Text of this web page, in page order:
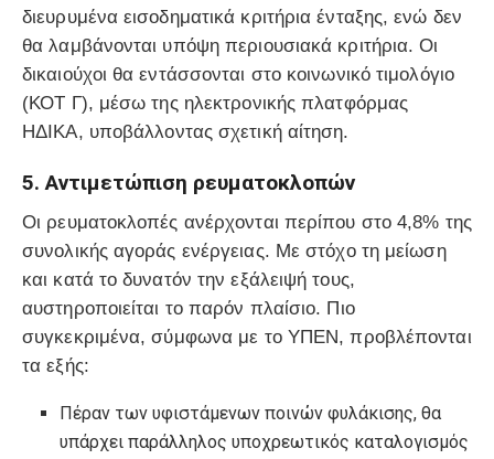
διευρυμένα εισοδηματικά κριτήρια ένταξης, ενώ δεν
θα λαμβάνονται υπόψη περιουσιακά κριτήρια. Οι
δικαιούχοι θα εντάσσονται στο κοινωνικό τιμολόγιο
(ΚΟΤ Γ), μέσω της ηλεκτρονικής πλατφόρμας
ΗΔΙΚΑ, υποβάλλοντας σχετική αίτηση.
5. Αντιμετώπιση ρευματοκλοπών
Οι ρευματοκλοπές ανέρχονται περίπου στο 4,8% της
συνολικής αγοράς ενέργειας. Με στόχο τη μείωση
και κατά το δυνατόν την εξάλειψή τους,
αυστηροποιείται το παρόν πλαίσιο. Πιο
συγκεκριμένα, σύμφωνα με το ΥΠΕΝ, προβλέπονται
τα εξής:
Πέραν των υφιστάμενων ποινών φυλάκισης, θα
υπάρχει παράλληλος υποχρεωτικός καταλογισμός